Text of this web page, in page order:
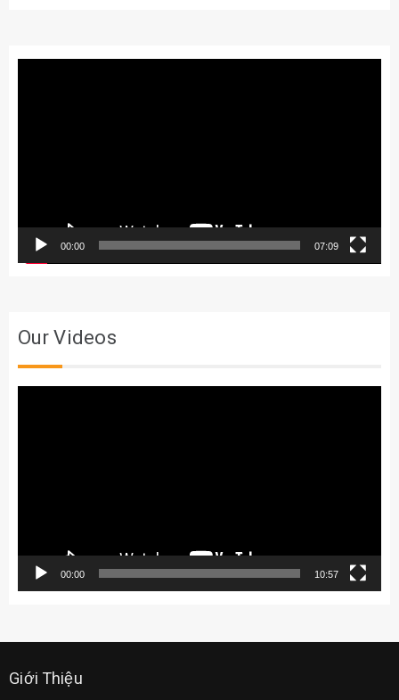
00:00 07:09
Our Videos
00:00 10:57
Giới Thiệu